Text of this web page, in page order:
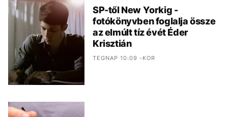
SP-től New Yorkig -
fotókönyvben foglalja össze
az elmúlt tíz évét Éder
Krisztián
TEGNAP 10:09 -KOR